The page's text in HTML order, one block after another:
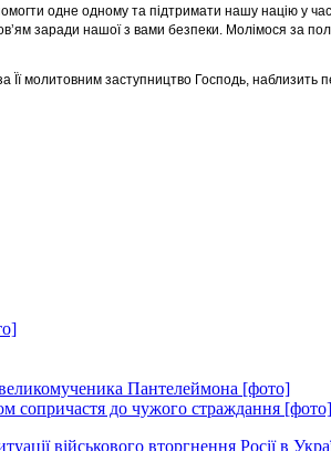
одне одному та підтримати нашу націю у
заради нашої з вами безпеки. Молімося за
молитовним заступництво Господь, наблизить
Пантелеймона [фото]
сопричастя до чужого страждання [фото]
військового вторгнення Росії в